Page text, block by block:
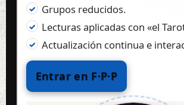
Grupos reducidos.
Lecturas aplicadas con «el
Actualización continua e
Entrar en F·P·P